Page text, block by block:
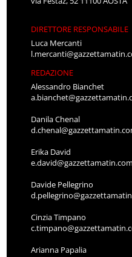
Luca Mercanti
REDAZIONE
Alessandro Bianchet
Danila Chenal
d.chenal@gazzettamatin.com
Erika David
e.david@gazzettamatin.com
Davide Pellegrino
Cinzia Timpano
Arianna Papalia